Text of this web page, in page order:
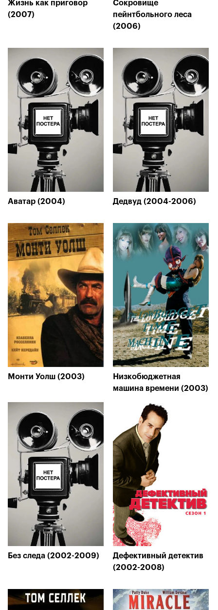
Жизнь как приговор
(2007)
Сокровище
пейнтбольного леса
(2006)
Аватар (2004) Дедвуд (2004-2006)
Монти Уолш (2003)
Низкобюджетная
машина времени (2003)
Без следа (2002-2009)
Дефективный детектив
(2002-2008)